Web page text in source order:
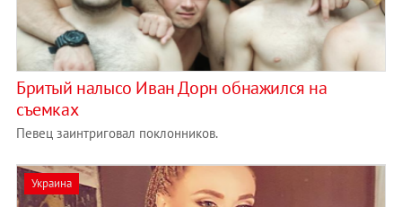
Бритый налысо Иван Дорн обнажился на
съемках
Певец заинтриговал поклонников.
Украина